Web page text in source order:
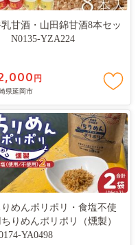
甘酒・山田錦甘酒8本セッ
N0135-YZA224
円
県延岡市
りめんポリポリ・食塩不使
ちりめんポリポリ（燻製）
YA0498